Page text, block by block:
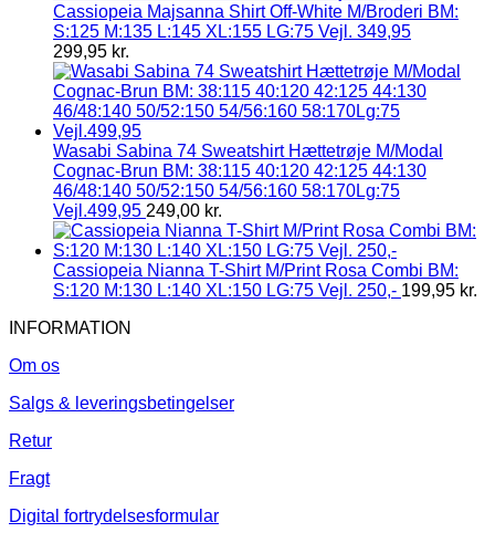
Cassiopeia Majsanna Shirt Off-White M/Broderi BM:
S:125 M:135 L:145 XL:155 LG:75 Vejl. 349,95
299,95 kr.
Wasabi Sabina 74 Sweatshirt Hættetrøje M/Modal
Cognac-Brun BM: 38:115 40:120 42:125 44:130
46/48:140 50/52:150 54/56:160 58:170Lg:75
Vejl.499,95 249,00 kr.
Cassiopeia Nianna T-Shirt M/Print Rosa Combi BM:
S:120 M:130 L:140 XL:150 LG:75 Vejl. 250,- 199,95 kr.
INFORMATION
Om os
Salgs & leveringsbetingelser
Retur
Fragt
Digital fortrydelsesformular